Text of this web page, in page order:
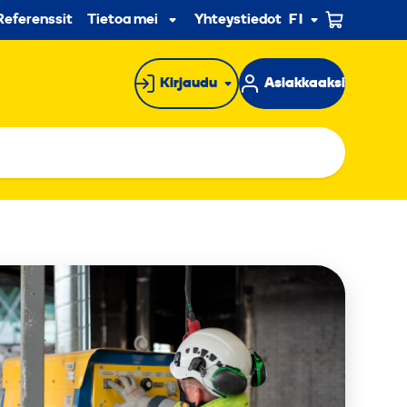
Tietoa meistäAlavalikko
Yhteystiedot FI
Kirjaudu Asiakkaaksi